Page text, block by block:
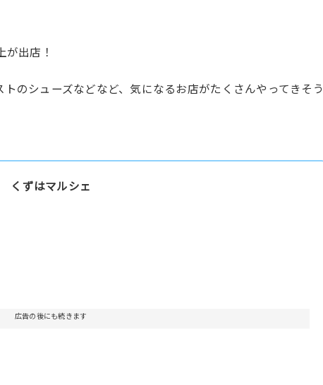
出店！
のシューズなどなど、気になるお店がたくさんやってきそう
くずはマルシェ
広告の後にも続きます